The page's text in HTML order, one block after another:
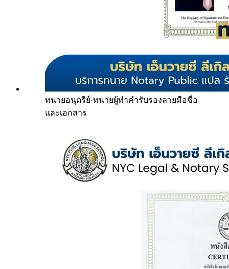
ทนายอนุตรีย์·ทนายผู้ทำคำรับรองลายมือชื่อ
และเอกสาร